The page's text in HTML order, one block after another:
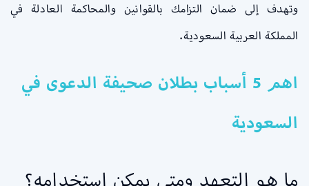
وتهدف إلى ضمان التزامك بالقوانين والمحاكمة العادلة في
المملكة العربية السعودية.
اهم 5 أسباب بطلان صحيفة الدعوى في
السعودية
ما هو التعهد ومتى يمكن استخدامه؟